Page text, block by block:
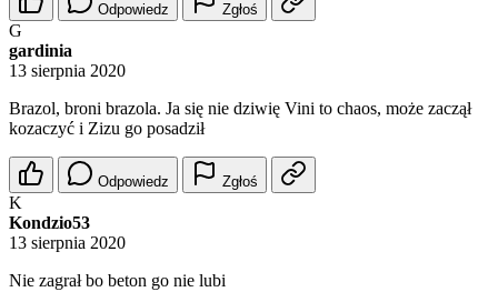
Odpowiedz Zgłoś
G
gardinia
13 sierpnia 2020
Brazol, broni brazola. Ja się nie dziwię Vini to chaos, może zaczął
kozaczyć i Zizu go posadził
Odpowiedz Zgłoś
K
Kondzio53
13 sierpnia 2020
Nie zagrał bo beton go nie lubi